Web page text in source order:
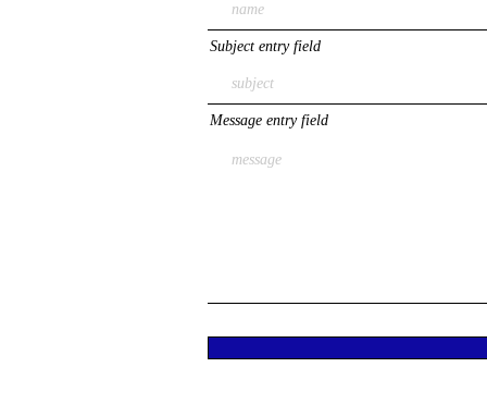
Subject entry field
Message entry field